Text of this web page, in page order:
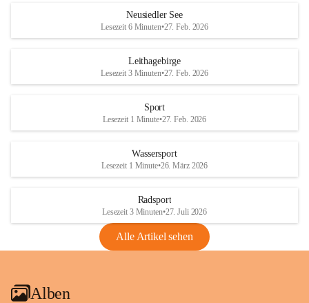
S
und den daraus folgenden wirtschaftlichen
Maßnahmen zur Bekämpfung
Rebe und der Amerikanischen
Anhang VBl. EU Nr. 18
1 Seite•1,4 MB
VBl. EU Nr. 18_2026
r
S
Neusiedler See
Lesezeit 6 Minuten•27. Feb. 2026
Leithagebirge
Lesezeit 3 Minuten•27. Feb. 2026
Sport
Lesezeit 1 Minute•27. Feb. 2026
Wassersport
Lesezeit 1 Minute•26. März 2026
Radsport
Lesezeit 3 Minuten•27. Juli 2026
Alle Artikel sehen
Alben